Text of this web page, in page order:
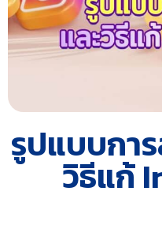
รูปแบบกา
วิธีแก้